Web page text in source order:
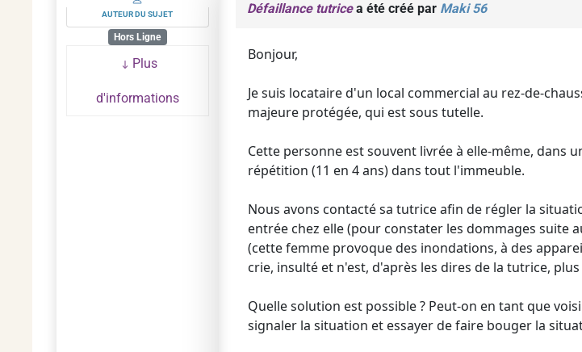
AUTEUR DU SUJET
Hors Ligne
Plus
d'informations
Défaillance tutricea été créé par Maki 56
Bonjour,
Je suis locataire d'un local commercial au rez-de-
majeure protégée, qui est sous tutelle.
Cette personne est souvent livrée à elle-même, dans
répétition (11 en 4 ans) dans tout l'immeuble.
Nous avons contacté sa tutrice afin de régler la
entrée chez elle (pour constater les dommages suite
(cette femme provoque des inondations, à des
crie, insulté et n'est, d'après les dires de la tutrice,
Quelle solution est possible ? Peut-on en tant que
signaler la situation et essayer de faire bouger la